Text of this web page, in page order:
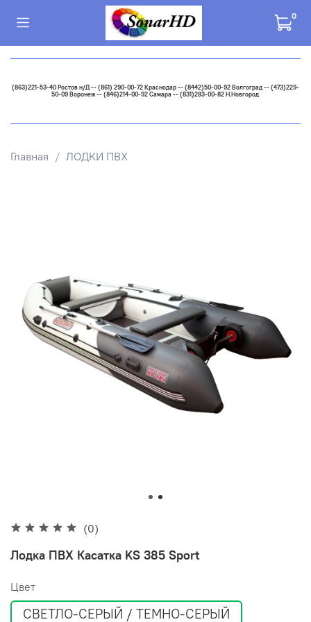
0
(863)221-53-40 Ростов н/Д -- (861) 290-00-72 Краснодар -- (8442)50-00-92 Волгоград -- (473)229-
50-09 Воронеж -- (846)214-00-92 Самара -- (831)283-00-82 Н.Новгород
Главная ЛОДКИ ПВХ
(0)
Лодка ПВХ Касатка KS 385 Sport
Цвет
СВЕТЛО-СЕРЫЙ / ТЕМНО-СЕРЫЙ